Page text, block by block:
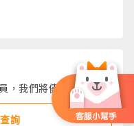
，我們將儘速回覆您
詢